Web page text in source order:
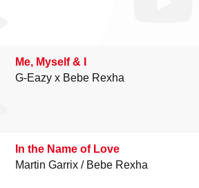
Me, Myself & I
G-Eazy x Bebe Rexha
In the Name of Love
Martin Garrix
Bebe Rexha